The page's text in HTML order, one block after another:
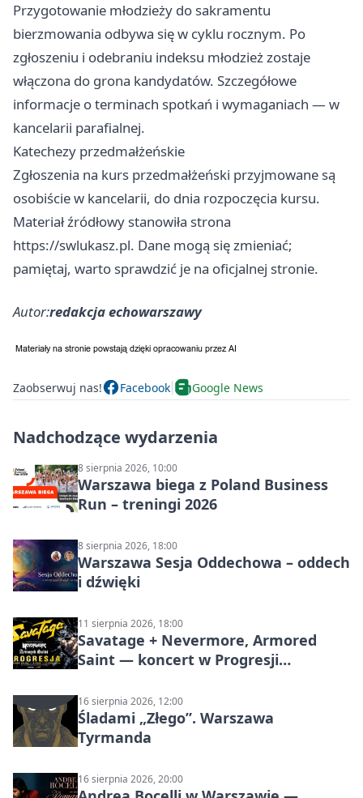
Przygotowanie młodzieży do sakramentu
bierzmowania odbywa się w cyklu rocznym. Po
zgłoszeniu i odebraniu indeksu młodzież zostaje
włączona do grona kandydatów. Szczegółowe
informacje o terminach spotkań i wymaganiach — w
kancelarii parafialnej.
Katechezy przedmałżeńskie
Zgłoszenia na kurs przedmałżeński przyjmowane są
osobiście w kancelarii, do dnia rozpoczęcia kursu.
Materiał źródłowy stanowiła strona
https://swlukasz.pl. Dane mogą się zmieniać;
pamiętaj, warto sprawdzić je na oficjalnej stronie.
Autor:redakcja echowarszawy
Zaobserwuj nas! Facebook Google News
Nadchodzące wydarzenia
8 sierpnia 2026, 10:00
Warszawa biega z Poland Business
Run – treningi 2026
8 sierpnia 2026, 18:00
Warszawa Sesja Oddechowa – oddech
i dźwięki
11 sierpnia 2026, 18:00
Savatage + Nevermore, Armored
Saint — koncert w Progresji
16 sierpnia 2026, 12:00
Śladami „Złego”. Warszawa
Tyrmanda
16 sierpnia 2026, 20:00